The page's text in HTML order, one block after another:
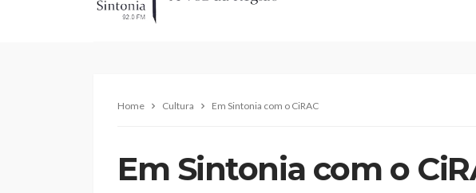
Home Cultura Em Sintonia com o CiRAC
Em Sintonia com o